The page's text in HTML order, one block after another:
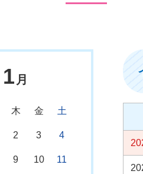
1 月
木 金 土
2 3 4
9 10 11